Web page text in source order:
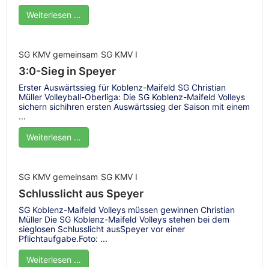
Weiterlesen …
SG KMV gemeinsam SG KMV I
3:0-Sieg in Speyer
Erster Auswärtssieg für Koblenz-Maifeld SG Christian
Müller Volleyball-Oberliga: Die SG Koblenz-Maifeld Volleys
sichern sichihren ersten Auswärtssieg der Saison mit einem
...
Weiterlesen …
SG KMV gemeinsam SG KMV I
Schlusslicht aus Speyer
SG Koblenz-Maifeld Volleys müssen gewinnen Christian
Müller Die SG Koblenz-Maifeld Volleys stehen bei dem
sieglosen Schlusslicht ausSpeyer vor einer
Pflichtaufgabe.Foto: ...
Weiterlesen …